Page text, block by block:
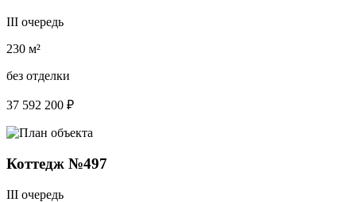
III очередь
230 м²
без отделки
37 592 200 ₽
Коттедж №497
III очередь